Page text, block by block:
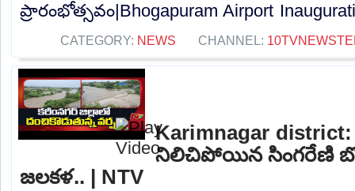
ప్రారంభోత్సవం|Bhogapuram Airport
CATEGORY: NEWS CHANNEL:
Karimnagar
నిలిచిపోయిన సింగరేణి
జలకళ.. | NTV